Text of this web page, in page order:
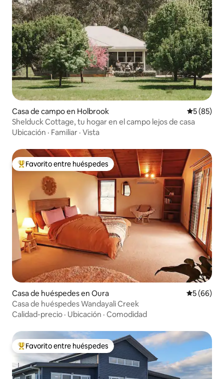
Casa de campo en Holbrook
5 (85)
Shelduck Cottage, tu hogar en el campo lejos de casa
Ubicación · Familiar · Vista
Favorito entre huéspedes preferido
Favorito entre huéspedes
Casa de huéspedes en Oura
5 (66)
Casa de huéspedes Wandayali Creek
Calidad-precio · Ubicación · Comodidad
Favorito entre huéspedes preferido
Favorito entre huéspedes